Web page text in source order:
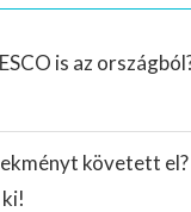
is az
követett